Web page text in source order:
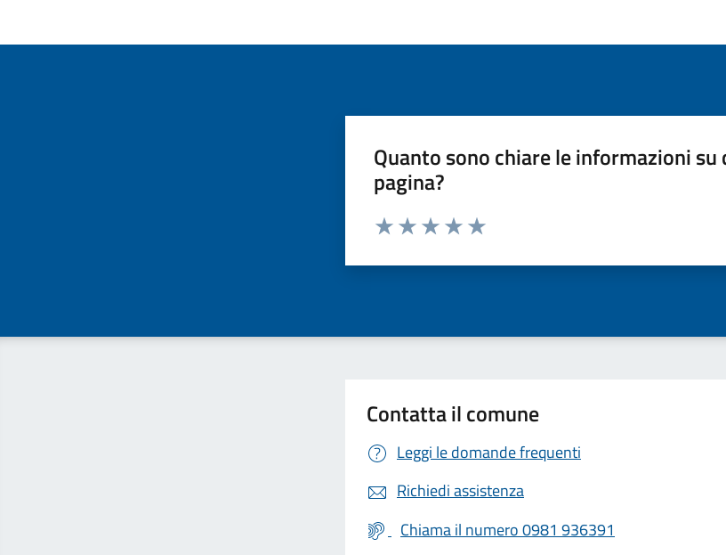
Quanto sono chiare le informazioni su
pagina?
Valuta da 1 a 5 stelle la pagina
Contatta il comune
Leggi le domande frequenti
Richiedi assistenza
Chiama il numero 0981 936391